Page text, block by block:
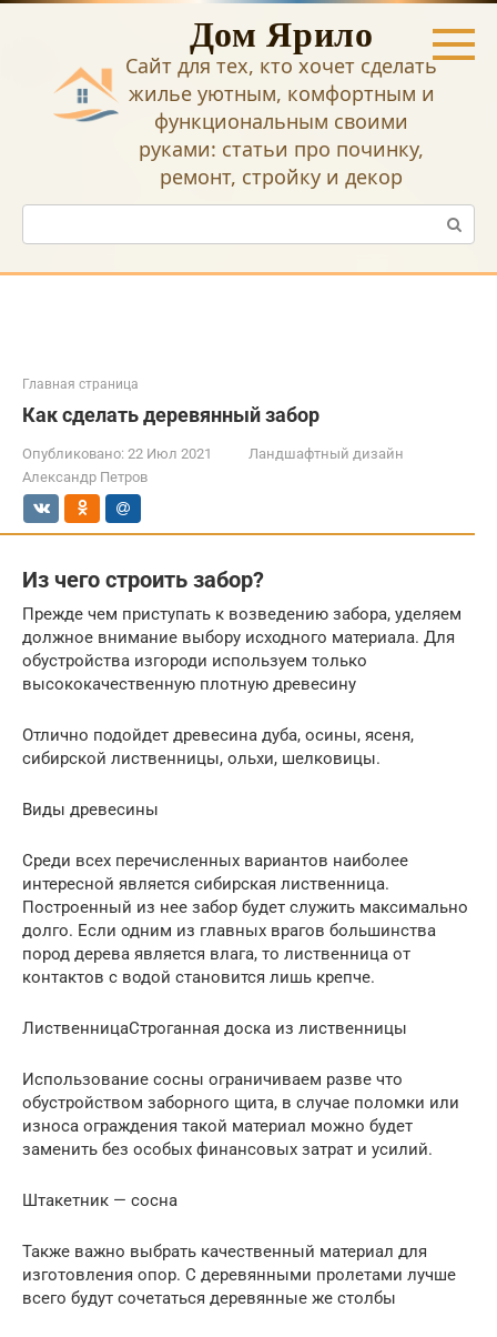
Перейти
Дом Ярило
Сайт для тех, кто хочет сделать
жилье уютным, комфортным и
функциональным своими
руками: статьи про починку,
ремонт, стройку и декор
Поиск:
Главная страница
Как сделать деревянный забор
Опубликовано: 22 Июл 2021
Ландшафтный дизайн
Александр Петров
Из чего строить забор?
Прежде чем приступать к возведению забора, уделяем
должное внимание выбору исходного материала. Для
обустройства изгороди используем только
высококачественную плотную древесину
Отлично подойдет древесина дуба, осины, ясеня,
сибирской лиственницы, ольхи, шелковицы.
Виды древесины
Среди всех перечисленных вариантов наиболее
интересной является сибирская лиственница.
Построенный из нее забор будет служить максимально
долго. Если одним из главных врагов большинства
пород дерева является влага, то лиственница от
контактов с водой становится лишь крепче.
ЛиственницаСтроганная доска из лиственницы
Использование сосны ограничиваем разве что
обустройством заборного щита, в случае поломки или
износа ограждения такой материал можно будет
заменить без особых финансовых затрат и усилий.
Штакетник — сосна
Также важно выбрать качественный материал для
изготовления опор. С деревянными пролетами лучше
всего будут сочетаться деревянные же столбы